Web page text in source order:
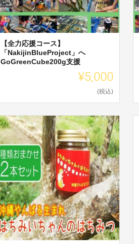
【全力応援コース】
「NakijinBlueProject」へ
GoGreenCube200g支援
¥5,000
(税込)